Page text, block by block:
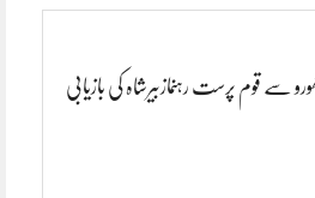
سے قوم پرست رہنمازبیرشاہ کی بازیابی